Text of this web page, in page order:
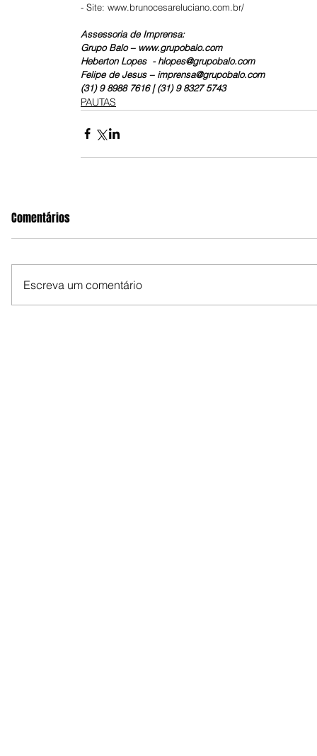
- Site: www.brunocesareluciano.com.br/
Assessoria de Imprensa:
Grupo Balo – www.grupobalo.com
Heberton Lopes  - hlopes@grupobalo.com
Felipe de Jesus – imprensa@grupobalo.com
(31) 9 8988 7616 | (31) 9 8327 5743
PAUTAS
Comentários
Escreva um comentário